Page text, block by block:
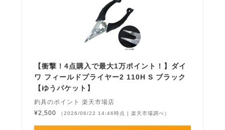
【衝撃！4点購入で最大1万ポイント！】ダイ
ワ フィールドプライヤー2 110H S ブラック
【ゆうパケット】
釣具のポイント 楽天市場店
¥2,500
（2026/06/22 14:46時点 | 楽天市場調べ）